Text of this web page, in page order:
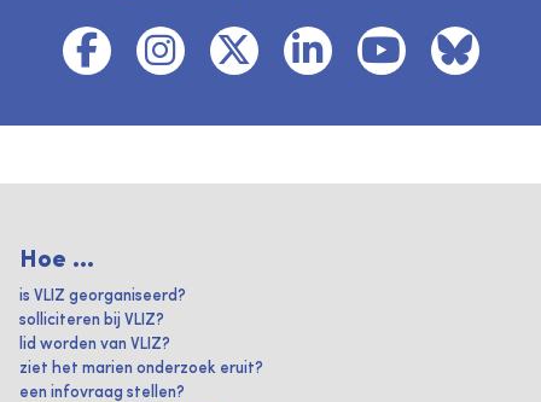
Hoe ...
is VLIZ georganiseerd?
solliciteren bij VLIZ?
lid worden van VLIZ?
ziet het marien onderzoek eruit?
een infovraag stellen?